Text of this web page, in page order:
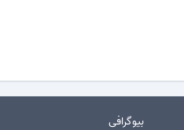
بیوگرافی